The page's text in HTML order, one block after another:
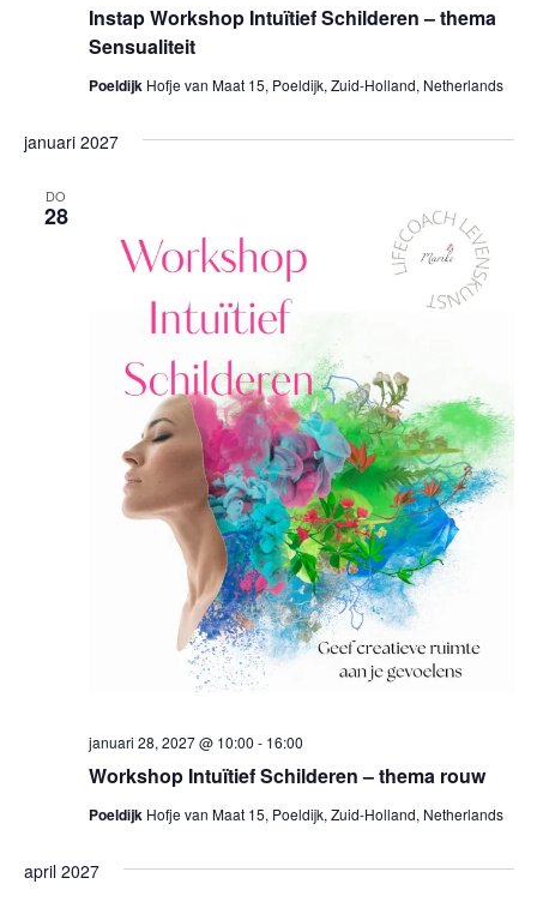
Instap Workshop Intuïtief Schilderen – thema
Sensualiteit
Poeldijk Hofje van Maat 15, Poeldijk, Zuid-Holland, Netherlands
januari 2027
DO
28
Workshop Intuïtief Schilderen – thema rouw
januari 28, 2027 @ 10:00 - 16:00
Poeldijk Hofje van Maat 15, Poeldijk, Zuid-Holland, Netherlands
april 2027